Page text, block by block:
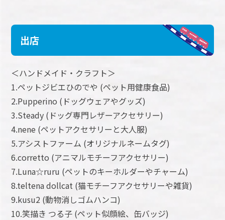
出店
＜ハンドメイド・クラフト＞
1.ペットジビエひのでや (ペット用健康食品)
2.Pupperino (ドッグウェアやグッズ)
3.Steady (ドッグ専門レザーアクセサリー)
4.nene (ペットアクセサリーと大人服)
5.アシストファーム (オリジナルネームタグ)
6.corretto (アニマルモチーフアクセサリー)
7.Luna☆ruru (ペットのキーホルダーやチャーム)
8.teltena dollcat (猫モチーフアクセサリーや雑貨)
9.kusu2 (動物消しゴムハンコ)
10.笑描き つる子 (ペット似顔絵、缶バッジ)